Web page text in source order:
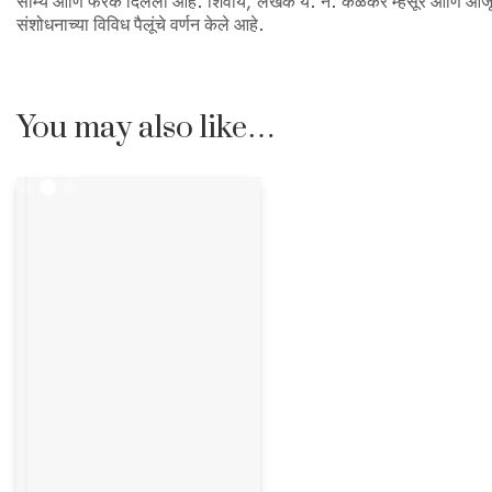
संशोधनाच्या विविध पैलूंचे वर्णन केले आहे.
You may also like…